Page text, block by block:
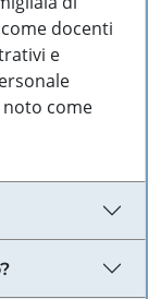
docenti
e
come